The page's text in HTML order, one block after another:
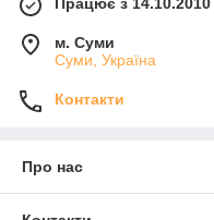
Працює з 14.10.2010
м. Суми
Суми, Україна
Контакти
Про нас